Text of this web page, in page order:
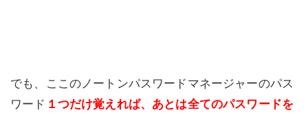
でも、ここのノートンパスワードマネージャーのパス
ワード １つだけ覚えれば、あとは全てのパスワードを